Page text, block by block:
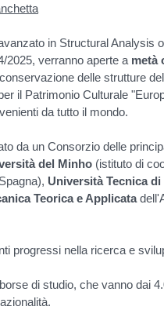
in Structural Analysis
2025, verranno aperte a metà
delle strutture
il Patrimonio Culturale
da tutto il mondo.
da un Consorzio delle
del Minho (istituto di
Università Tecnica di
Teorica e Applicata
progressi nella ricerca e
di studio, che vanno dai